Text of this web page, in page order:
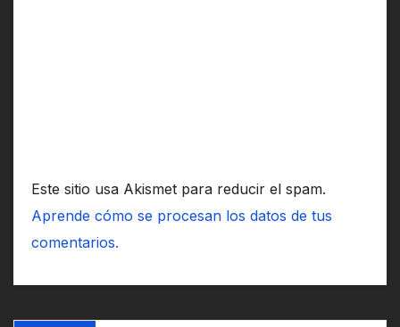
Este sitio usa Akismet para reducir el spam.
Aprende cómo se procesan los datos de tus
comentarios.